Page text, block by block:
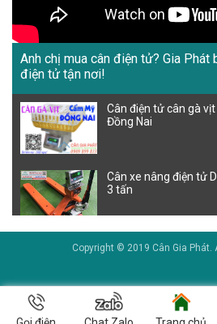
Anh chị mua cân điện tử? Gia Phát
điện tử tận nơi!
Cân điện tử cân gà
Đồng Nai
Cân xe nâng điện tử
3 tấn
Cân điện tử 60kg
500kg cân gà vịt
CÂN TÔM Ở MIỀN
Copyright © 2019 Cân Gia Phát.